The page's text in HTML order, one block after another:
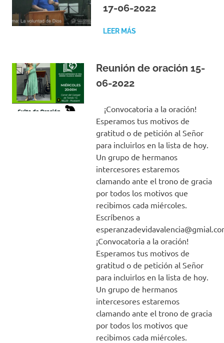
17-06-2022
LEER MÁS
Reunión de oración 15-
06-2022
¡Convocatoria a la oración!
Esperamos tus motivos de
gratitud o de petición al Señor
para incluirlos en la lista de hoy.
Un grupo de hermanos
intercesores estaremos
clamando ante el trono de gracia
por todos los motivos que
recibimos cada miércoles.
Escríbenos a
¡Convocatoria a la oración!
Esperamos tus motivos de
gratitud o de petición al Señor
para incluirlos en la lista de hoy.
Un grupo de hermanos
intercesores estaremos
clamando ante el trono de gracia
por todos los motivos que
recibimos cada miércoles.